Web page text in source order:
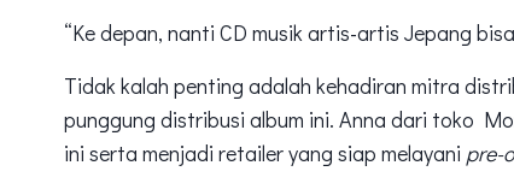
“Ke depan, nanti CD musik artis-artis Jepang
Tidak kalah penting adalah kehadiran mitra
punggung distribusi album ini. Anna dari toko
ini serta menjadi retailer yang siap melayani pre-